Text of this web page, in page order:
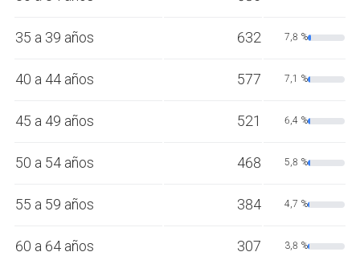
35 a 39 años 632 7,8 %
40 a 44 años 577 7,1 %
45 a 49 años 521 6,4 %
50 a 54 años 468 5,8 %
55 a 59 años 384 4,7 %
60 a 64 años 307 3,8 %